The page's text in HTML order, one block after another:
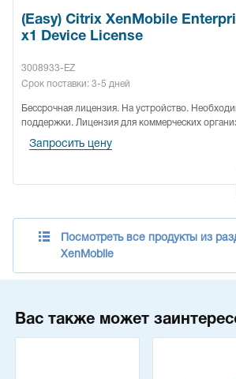
(Easy) Citrix XenMobile
x1 Device License
3008933-EZ
Срок поставки: 3-5 дней
Бессрочная лицензия. На устройство.
поддержки. Лицензия для коммерческих
Запросить цену
Посмотреть все продукты из
XenMobile
Вас также может